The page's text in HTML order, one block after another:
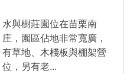
水與樹莊園位在苗栗南
庄，園區佔地非常寬廣，
有草地、木棧板與棚架營
位，另有老...